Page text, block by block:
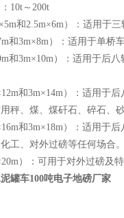
10t～200t
和2.5m×6m）：适用于
和3m×8m）：适用于单
和3m×10m）：适用于后
和3m×14m）：适用于
秤、煤、煤矸石、碎石、
和3m×18m）：适用于
工、对外过磅等任何场合。
）：可用于对外过磅及特
罐车100吨电子地磅厂家